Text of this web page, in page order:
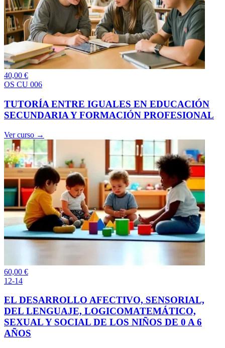
40,00 €
OS CU 006
TUTORÍA ENTRE IGUALES EN EDUCACIÓN
SECUNDARIA Y FORMACIÓN PROFESIONAL
Ver curso →
60,00 €
12-14
EL DESARROLLO AFECTIVO, SENSORIAL,
DEL LENGUAJE, LOGICOMATEMÁTICO,
SEXUAL Y SOCIAL DE LOS NIÑOS DE 0 A 6
AÑOS